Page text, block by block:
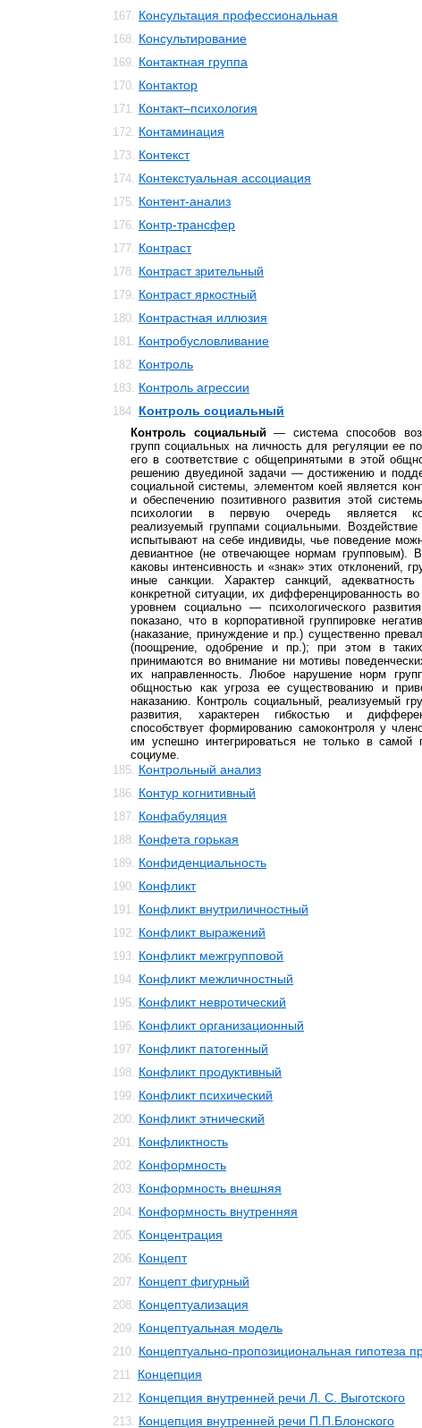
167. Консультация профессиональная
168. Консультирование
169. Контактная группа
170. Контактор
171. Контакт–психология
172. Контаминация
173. Контекст
174. Контекстуальная ассоциация
175. Контент-анализ
176. Контр-трансфер
177. Контраст
178. Контраст зрительный
179. Контраст яркостный
180. Контрастная иллюзия
181. Контробусловливание
182. Контроль
183. Контроль агрессии
184. Контроль социальный
Контроль социальный— система способов
групп социальных на личность для регуляции ее
его в соответствие с общепринятыми в этой
решению двуединой задачи — достижению и
социальной системы, элементом коей является
и обеспечению позитивного развития этой
психологии в первую очередь является
реализуемый группами социальными. Воздействие
испытывают на себе индивиды, чье поведение
девиантное (не отвечающее нормам групповым). В
каковы интенсивность и «знак» этих отклонений,
иные санкции. Характер санкций,
конкретной ситуации, их дифференцированность
уровнем социально — психологического
показано, что в корпоративной группировке
(наказание, принуждение и пр.) существенно
(поощрение, одобрение и пр.); при этом в
принимаются во внимание ни мотивы
их направленность. Любое нарушение норм
общностью как угроза ее существованию и
наказанию. Контроль социальный, реализуемый
развития, характерен гибкостью и
способствует формированию самоконтроля у
им успешно интегрироваться не только в
социуме.
185. Контрольный анализ
186. Контур когнитивный
187. Конфабуляция
188. Конфета горькая
189. Конфиденциальность
190. Конфликт
191. Конфликт внутриличностный
192. Конфликт выражений
193. Конфликт межгрупповой
194. Конфликт межличностный
195. Конфликт невротический
196. Конфликт организационный
197. Конфликт патогенный
198. Конфликт продуктивный
199. Конфликт психический
200. Конфликт этнический
201. Конфликтность
202. Конформность
203. Конформность внешняя
204. Конформность внутренняя
205. Концентрация
206. Концепт
207. Концепт фигурный
208. Концептуализация
209. Концептуальная модель
210. Концептуально-пропозициональная гипотеза
211. Концепция
212. Концепция внутренней речи Л. С. Выготского
213. Концепция внутренней речи П.П.Блонского